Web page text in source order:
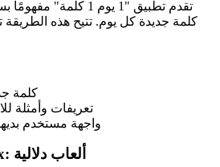
تقدم تطبيق "1 يوم 1
كلمة جديدة كل يوم. تتيح هذه الطريقة
كلمة
تعريفات وأمثلة
واجهة مستخدم
Cémantix و Pédantix: ألعاب دلالية